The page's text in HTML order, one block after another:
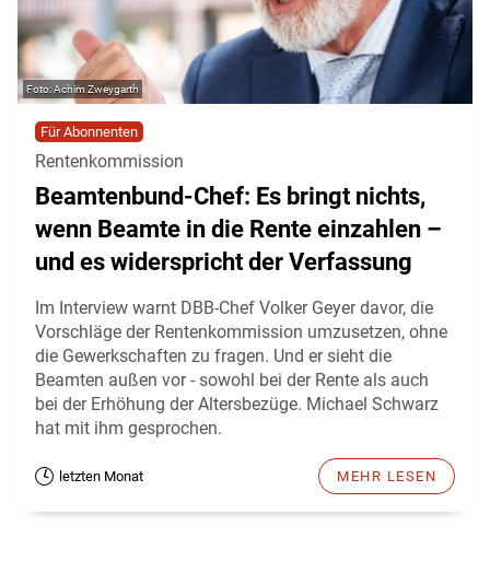
Achim Zweygarth
Für Abonnenten
Rentenkommission
Beamtenbund-Chef: Es bringt nichts,
wenn Beamte in die Rente einzahlen –
und es widerspricht der Verfassung
Im Interview warnt DBB-Chef Volker Geyer davor, die
Vorschläge der Rentenkommission umzusetzen, ohne
die Gewerkschaften zu fragen. Und er sieht die
Beamten außen vor - sowohl bei der Rente als auch
bei der Erhöhung der Altersbezüge. Michael Schwarz
hat mit ihm gesprochen.
letzten Monat MEHR LESEN